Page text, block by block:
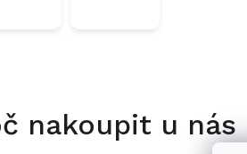
nakoupit u nás